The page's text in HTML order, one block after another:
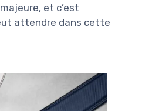
et c’est
attendre dans cette